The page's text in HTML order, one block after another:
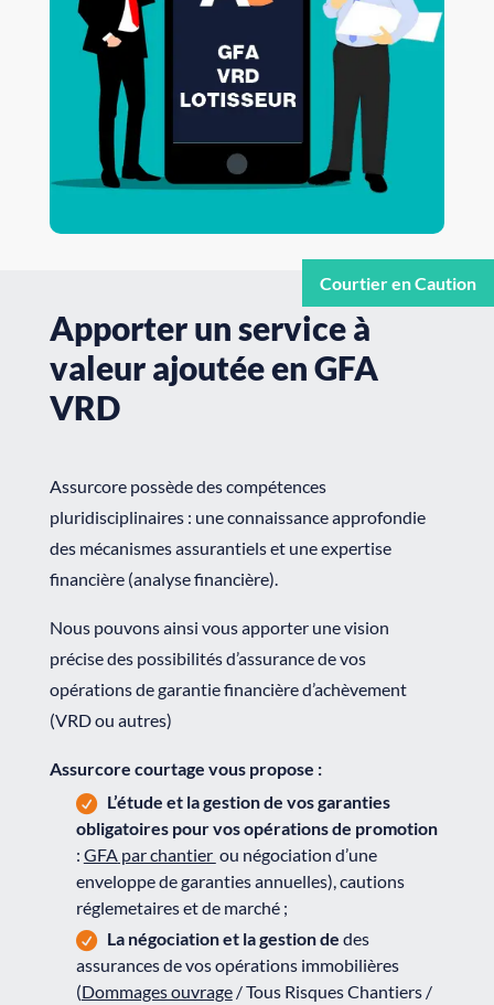
Apporter un service à
valeur ajoutée en GFA
VRD
Assurcore possède des compétences
pluridisciplinaires : une connaissance approfondie
des mécanismes assurantiels et une expertise
financière (analyse financière).
Nous pouvons ainsi vous apporter une vision
précise des possibilités d’assurance de vos
opérations de garantie financière d’achèvement
(VRD ou autres)
Assurcore courtage vous propose :
L’étude et la gestion de vos garanties
obligatoires pour vos opérations de promotion
: GFA par chantier ou négociation d’une
enveloppe de garanties annuelles), cautions
réglemetaires et de marché ;
La négociation et la gestion dedes
assurances de vos opérations immobilières
(Dommages ouvrage/ Tous Risques Chantiers /